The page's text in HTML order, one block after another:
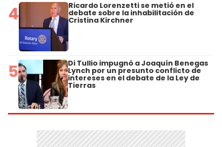
4 Ricardo Lorenzetti se metió en el
debate sobre la inhabilitación de
Cristina Kirchner
5 Di Tullio impugnó a Joaquín Benegas
Lynch por un presunto conflicto de
intereses en el debate de la Ley de
Tierras